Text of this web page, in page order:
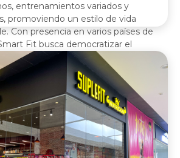
entrenamientos variados y
promoviendo un estilo de vida
Con presencia en varios países de
Fit busca democratizar el
brindando flexibilidad, tecnología y
una de sus sedes.